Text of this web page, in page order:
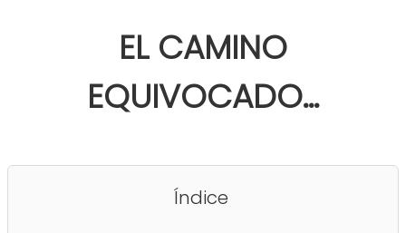
EL CAMINO
EQUIVOCADO...
Índice